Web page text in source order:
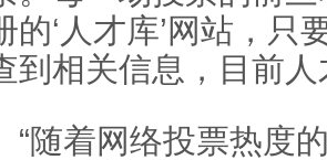
的‘人才库’网站，只
到相关信息，目前
着网络投票热度的